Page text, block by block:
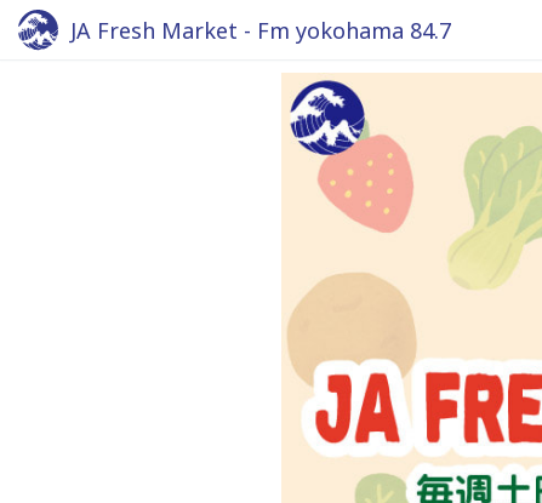
JA Fresh Market - Fm yokohama 84.7